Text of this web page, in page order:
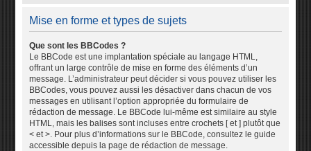
Mise en forme et types de sujets
Que sont les BBCodes ?
Le BBCode est une implantation spéciale au langage HTML,
offrant un large contrôle de mise en forme des éléments d’un
message. L’administrateur peut décider si vous pouvez utiliser les
BBCodes, vous pouvez aussi les désactiver dans chacun de vos
messages en utilisant l’option appropriée du formulaire de
rédaction de message. Le BBCode lui-même est similaire au style
HTML, mais les balises sont incluses entre crochets [ et ] plutôt que
< et >. Pour plus d’informations sur le BBCode, consultez le guide
accessible depuis la page de rédaction de message.